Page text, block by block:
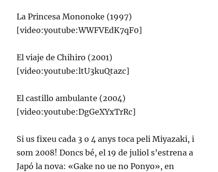
La Princesa Mononoke (1997)
[video:youtube:WWFVEdK7qF0]
El viaje de Chihiro (2001)
[video:youtube:ltU3kuQtazc]
El castillo ambulante (2004)
[video:youtube:DgGeXYxTrRc]
Si us fixeu cada 3 o 4 anys toca peli Miyazaki, i
som 2008! Doncs bé, el 19 de juliol s’estrena a
Japó la nova: «Gake no ue no Ponyo», en